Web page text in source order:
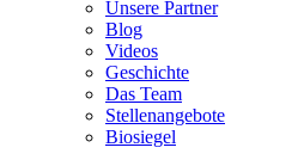
Unsere Partner
Blog
Videos
Geschichte
Das Team
Stellenangebote
Biosiegel